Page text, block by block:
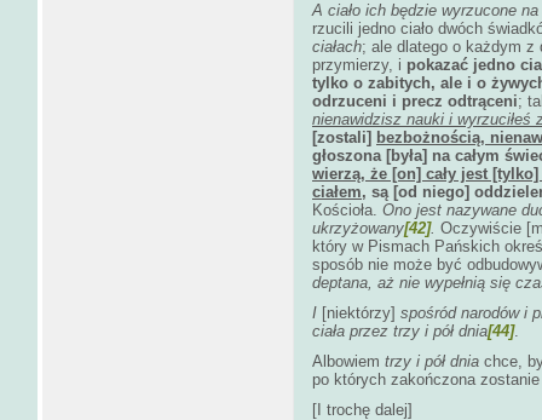
A ciało ich będzie wyrzucone
rzucili jedno ciało dwóch
ciałach; ale dlatego o każdym z
przymierzy, i pokazać jedno
tylko o zabitych, ale i o
odrzuceni i precz odtrąceni;
nienawidzisz nauki i wyrzuciłeś
[zostali] bezbożnością,
głoszona [była] na całym
wierzą, że [on] cały jest
ciałem, są [od niego]
Kościoła. Ono jest nazywane
ukrzyżowany[42]. Oczywiście
który w Pismach Pańskich
sposób nie może być
deptana, aż nie wypełnią się
I [niektórzy] spośród narodów i
ciała przez trzy i pół dnia[44].
Albowiem trzy i pół dnia chce,
po których zakończona zostanie
[I trochę dalej]